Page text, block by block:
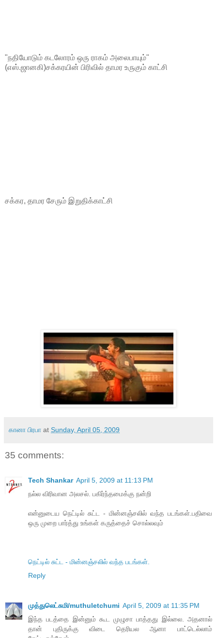
"நதியோடும் கடலோரம் ஒரு ராகம் அலைபாயும்"
(எஸ்.ஜானகி)சக்கரயின் பிரிவில் தாமர உருகும் காட்சி
சக்கர, தாமர சேரும் இறுதிக்காட்சி
கானா பிரபா at Sunday, April 05, 2009
35 comments:
Tech Shankar April 5, 2009 at 11:13 PM
நல்ல விரிவான அலசல். பகிர்ந்தமைக்கு நன்றி
என்னுடைய நெட்டில் சுட்ட - மின்னஞ்சலில் வந்த படங்கள்.பதிவை
ஒரு முறை பார்த்து உங்கள் கருத்தைச் சொல்லவும்
நெட்டில் சுட்ட - மின்னஞ்சலில் வந்த படங்கள்.
Reply
முத்துலெட்சுமி/muthuletchumi April 5, 2009 at 11:35 PM
இந்த படத்தை இன்னும் கூட முழுசா பாத்தது இல்லை. அதனால்
தான் புதிருக்கு விடை தெரியல ஆனா பாட்டெல்லாம்